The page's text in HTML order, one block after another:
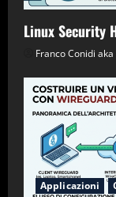
Linux Security
Franco Conidi
Applicazioni